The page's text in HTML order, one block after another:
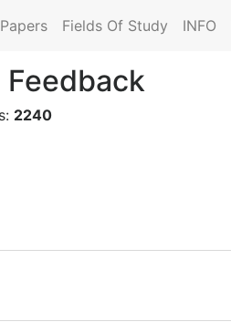
Fields Of Study INFO
Feedback
2240